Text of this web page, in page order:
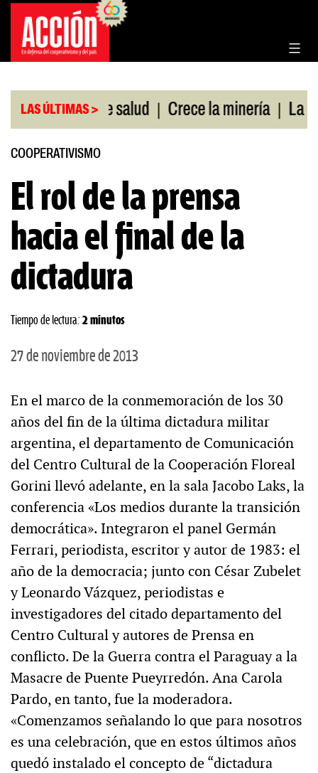
Saltar
contenido
LAS ÚLTIMAS >
de salud | Crece la minería | La
COOPERATIVISMO
El rol de la prensa
hacia el final de la
dictadura
Tiempo de lectura: 2 minutos
27 de noviembre de 2013
En el marco de la conmemoración de los 30
años del fin de la última dictadura militar
argentina, el departamento de Comunicación
del Centro Cultural de la Cooperación Floreal
Gorini llevó adelante, en la sala Jacobo Laks, la
conferencia «Los medios durante la transición
democrática». Integraron el panel Germán
Ferrari, periodista, escritor y autor de 1983: el
año de la democracia; junto con César Zubelet
y Leonardo Vázquez, periodistas e
investigadores del citado departamento del
Centro Cultural y autores de Prensa en
conflicto. De la Guerra contra el Paraguay a la
Masacre de Puente Pueyrredón. Ana Carola
Pardo, en tanto, fue la moderadora.
«Comenzamos señalando lo que para nosotros
es una celebración, que en estos últimos años
quedó instalado el concepto de “dictadura